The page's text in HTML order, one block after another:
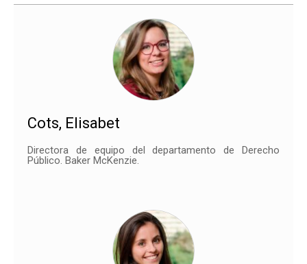
Cots, Elisabet
Directora de equipo del departamento de Derecho
Público. Baker McKenzie.